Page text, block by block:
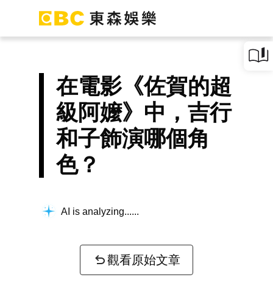
在電影《佐賀的超
級阿嬤》中，吉行
和子飾演哪個角
色？
AI is analyzing...
觀看原始文章